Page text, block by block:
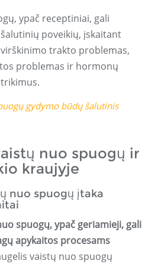
ypač receptiniai, gali
poveikių, įskaitant
trakto problemas,
problemas ir hormonų
gydymo būdų šalutinis
nuo spuogų ir
kraujyje
nuo spuogų įtaka
spuogų, ypač geriamieji, gali
apykaitos procesams
vaistų nuo spuogų